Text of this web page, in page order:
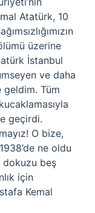
Atatürk, 10
üzerine
İstanbul
ve daha
geldim. Tüm
geçirdi.
O bize,
ne oldu
dokuzu beş
için
Kemal